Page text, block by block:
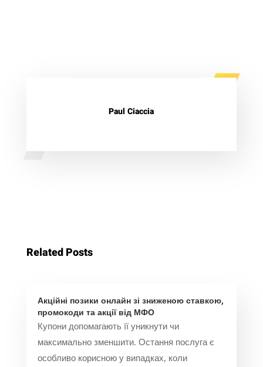
Paul Ciaccia
Related Posts
Акційні позики онлайн зі зниженою ставкою,
промокоди та акції від МФО
Купони допомагають її уникнути чи
максимально зменшити. Остання послуга є
особливо корисною у випадках, коли